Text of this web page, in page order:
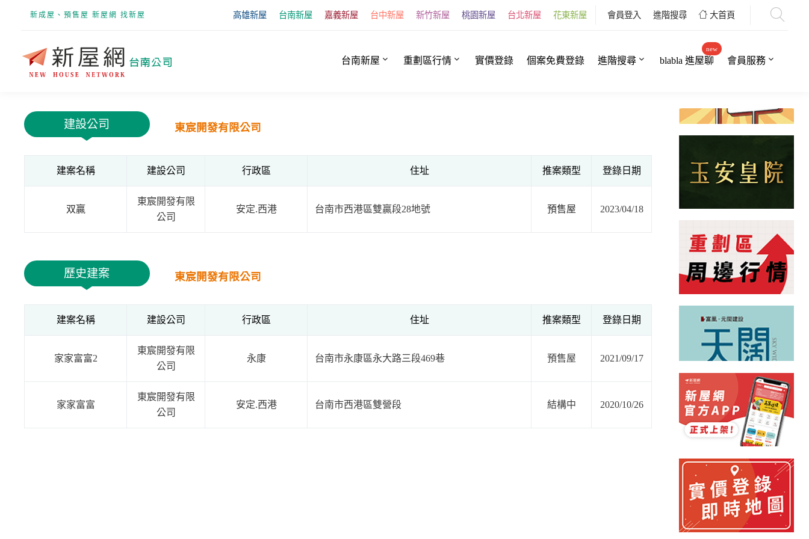
新成屋、預售屋 新屋網 找新屋 高雄新屋 台南新屋 嘉義新屋 台中新屋 新竹新屋 桃園新屋 台北新屋 花東新屋 會員登入 進階搜尋 大首頁
台南新屋 重劃區行情 實價登錄 個案免費登錄 進階搜尋 blabla 進屋聊
new
會員服務
建設公司 東宸開發有限公司
建案名稱 建設公司 行政區 住址 推案類型 登錄日期
双贏
東宸開發有限
公司
安定.西港 台南市西港區雙贏段28地號 預售屋 2023/04/18
歷史建案 東宸開發有限公司
建案名稱 建設公司 行政區 住址 推案類型 登錄日期
家家富富2
東宸開發有限
公司
永康 台南市永康區永大路三段469巷 預售屋 2021/09/17
家家富富
東宸開發有限
公司
安定.西港 台南市西港區雙營段 結構中 2020/10/26